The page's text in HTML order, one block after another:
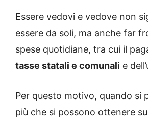
Essere vedovi e vedove non
essere da soli, ma anche far
spese quotidiane, tra cui il
tasse statali e comunali e
Per questo motivo, quando si
più che si possono ottenere